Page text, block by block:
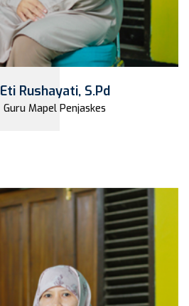
Eti Rushayati, S.Pd
Guru Mapel Penjaskes